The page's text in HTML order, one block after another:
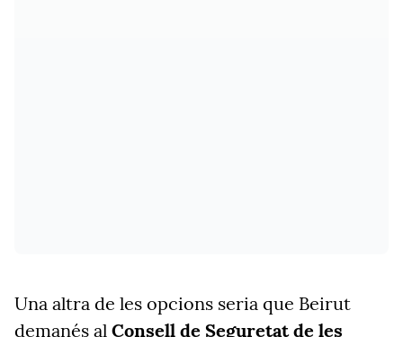
Una altra de les opcions seria que Beirut
demanés al Consell de Seguretat de les